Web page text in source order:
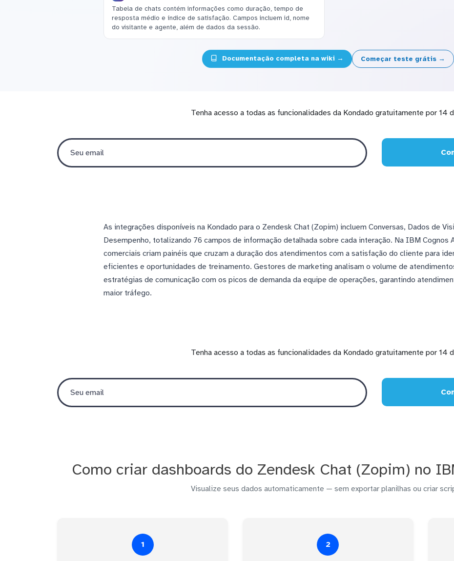
Tabela de chats contém informações como duração, tempo de
resposta médio e índice de satisfação. Campos incluem id, nome
do visitante e agente, além de dados da sessão.
Documentação completa na wiki → Começar teste grátis →
Tenha acesso a todas as funcionalidades da Kondado gratuitamente por 14
As integrações disponíveis na Kondado para o Zendesk Chat (Zopim) incluem Conversas, Dados de
Desempenho, totalizando 76 campos de informação detalhada sobre cada interação. Na IBM Cognos
comerciais criam painéis que cruzam a duração dos atendimentos com a satisfação do cliente para
eficientes e oportunidades de treinamento. Gestores de marketing analisam o volume de
estratégias de comunicação com os picos de demanda da equipe de operações, garantindo
maior tráfego.
Tenha acesso a todas as funcionalidades da Kondado gratuitamente por 14
Como criar dashboards do Zendesk Chat (Zopim) no
Visualize seus dados automaticamente — sem exportar planilhas ou criar
1 2